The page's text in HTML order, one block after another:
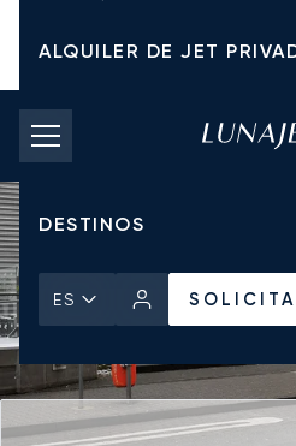
ALQUILER DE JET
TARIFAS DE CHÁRTER
JETS PRIVADOS
DESTINOS
ES